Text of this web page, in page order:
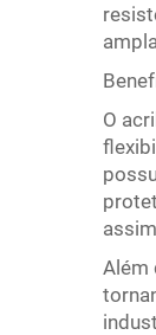
O
Além